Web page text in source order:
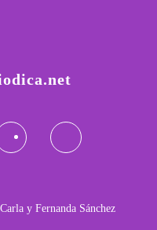
y Fernanda Sánchez